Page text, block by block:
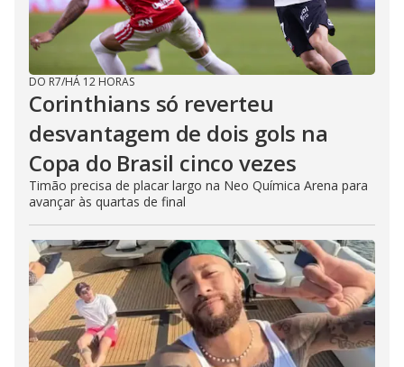
DO R7/HÁ 12 HORAS
Corinthians só reverteu
desvantagem de dois gols na
Copa do Brasil cinco vezes
Timão precisa de placar largo na Neo Química Arena para
avançar às quartas de final